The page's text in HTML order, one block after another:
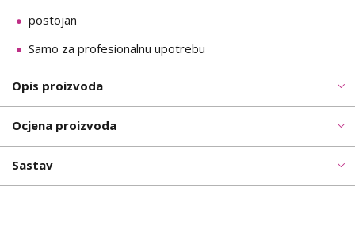
postojan
Samo za profesionalnu upotrebu
Opis proizvoda
Ocjena proizvoda
Sastav